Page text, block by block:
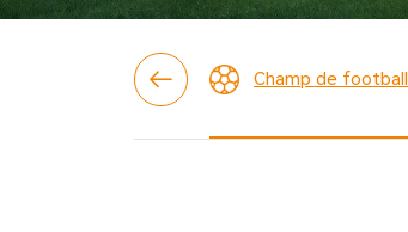
Champ de football